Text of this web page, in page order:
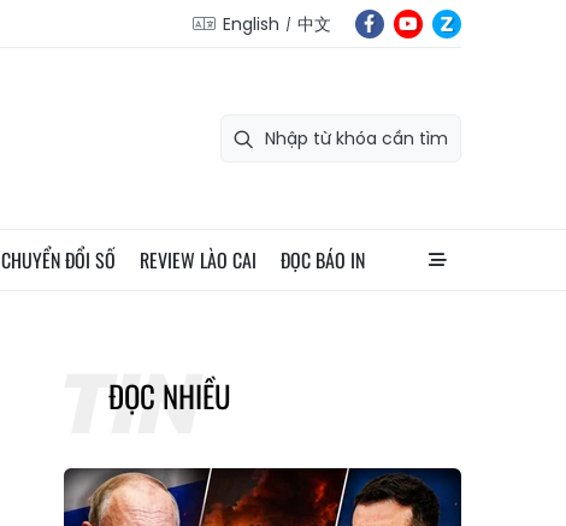
English 中文
CHUYỂN ĐỔI SỐ REVIEW LÀO CAI ĐỌC BÁO IN
ĐỌC NHIỀU